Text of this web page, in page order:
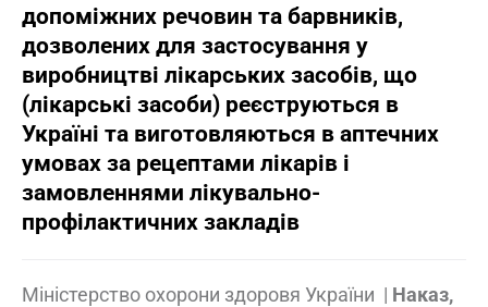
допоміжних речовин та барвників,
дозволених для застосування у
виробництві лікарських засобів, що
(лікарські засоби) реєструються в
Україні та виготовляються в аптечних
умовах за рецептами лікарів і
замовленнями лікувально-
профілактичних закладів
Міністерство охорони здоровя України | Наказ,